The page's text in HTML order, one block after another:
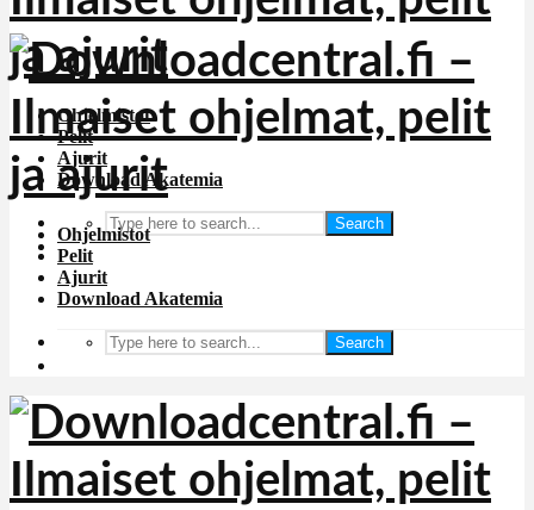
Ohjelmistot
Pelit
Ajurit
Download Akatemia
Search
Ohjelmistot
Pelit
Ajurit
Download Akatemia
Search